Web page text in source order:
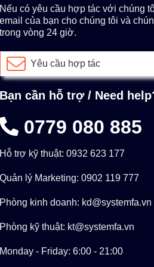
Nếu có yêu cầu hợp tác với chúng
email của bạn cho chúng tôi và
trong vòng 24 giờ.
Yêu cầu hợp tác
Bạn cần hỗ trợ / Need
0779 080 885
Hỗ trợ kỹ thuật: 0932 623 177
Quản lý Marketing: 0902 119 777
Phòng kinh doanh: kd@systemfa.vn
Phòng kỹ thuật: kt@systemfa.vn
Monday - Friday: 6:00 - 21:00